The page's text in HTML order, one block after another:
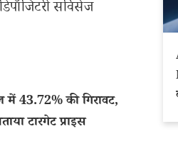
सर्विसेज
43.72% की गिरावट,
टारगेट प्राइस